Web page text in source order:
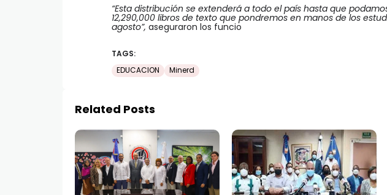
“Esta distribución se extenderá a todo el país hasta que
12,290,000 libros de texto que pondremos en manos de los
agosto”, aseguraron los funcio
TAGS:
EDUCACION
Minerd
Related Posts